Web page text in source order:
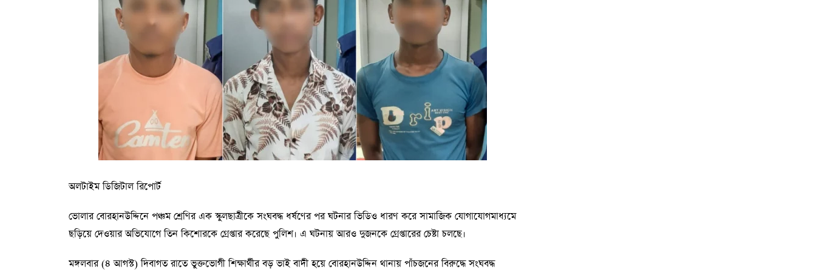
করা হয়। এতে বলা হয়, প্রধানমন্ত্রীর পরামর্শ ছাড়াই মানবাধিকার কমিশন, তথ্য কমিশন, প্রেস কাউন্সিল, আইন কমিশন,
বাংলাদেশ ব্যাংকের গভর্নর এবং এনার্জি রেগুলেটরি কমিশনের চেয়ারম্যান ও সদস্যদের নিয়োগ দিতে পারবেন রাষ্ট্রপতি। বিএনপি
এ প্রস্তাবের একাংশে নোট অব ডিসেন্ট দেয়। দলটি রাষ্ট্রপতিকে বাংলাদেশ ব্যাংকের গভর্নর এবং এনার্জি রেগুলেটরি কমিশনে
নিয়োগের ক্ষমতা দিতে রাজি হয়নি। গণভোটে অনুমোদিত জুলাই সনদ বাস্তবায়ন আদেশে যে ৯টি সংস্কার প্রস্তাবে নোট অব
ডিসেন্ট অনুযায়ী সংস্কারের কথা বলা হয়েছে, এর একটি এটি।
অলটাইম ডিজিটাল রিপোর্ট
ভোলার বোরহানউদ্দিনে পঞ্চম শ্রেণির এক স্কুলছাত্রীকে সংঘবদ্ধ ধর্ষণের পর ঘটনার ভিডিও ধারণ করে সামাজিক যোগাযোগমাধ্যমে
ছড়িয়ে দেওয়ার অভিযোগে তিন কিশোরকে গ্রেপ্তার করেছে পুলিশ। এ ঘটনায় আরও দুজনকে গ্রেপ্তারের চেষ্টা চলছে।
মঙ্গলবার (৪ আগস্ট) দিবাগত রাতে ভুক্তভোগী শিক্ষার্থীর বড় ভাই বাদী হয়ে বোরহানউদ্দিন থানায় পাঁচজনের বিরুদ্ধে সংঘবদ্ধ